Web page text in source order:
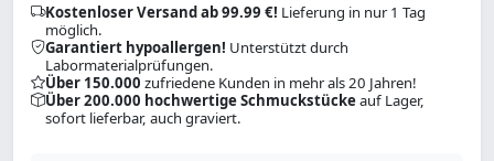
Kostenloser Versand ab 99.99 €! Lieferung in nur 1 Tag
möglich.
Garantiert hypoallergen! Unterstützt durch
Labormaterialprüfungen.
Über 150.000 zufriedene Kunden in mehr als 20 Jahren!
Über 200.000 hochwertige Schmuckstückeauf Lager,
sofort lieferbar, auch graviert.